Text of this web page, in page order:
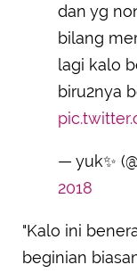
dan yg
bilang
lagi kalo
biru2nya
— yuk✨
2018
"Kalo ini
beginian